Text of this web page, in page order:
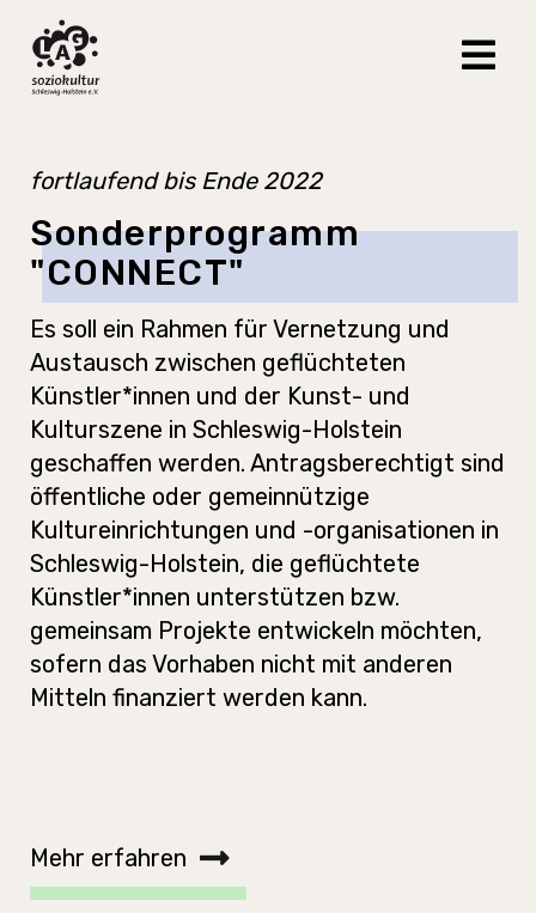
fortlaufend bis Ende 2022
Sonderprogramm
"CONNECT"
Es soll ein Rahmen für Vernetzung und
Austausch zwischen geflüchteten
Künstler*innen und der Kunst- und
Kulturszene in Schleswig-Holstein
geschaffen werden. Antragsberechtigt sind
öffentliche oder gemeinnützige
Kultureinrichtungen und -organisationen in
Schleswig-Holstein, die geflüchtete
Künstler*innen unterstützen bzw.
gemeinsam Projekte entwickeln möchten,
sofern das Vorhaben nicht mit anderen
Mitteln finanziert werden kann.
Mehr erfahren